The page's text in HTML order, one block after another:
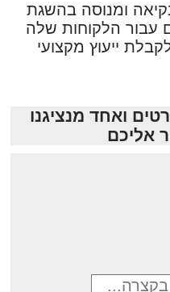
ומנוסה בהשגת
הלקוחות שלה
ייעוץ מקצועי
ואחד מנציגנו